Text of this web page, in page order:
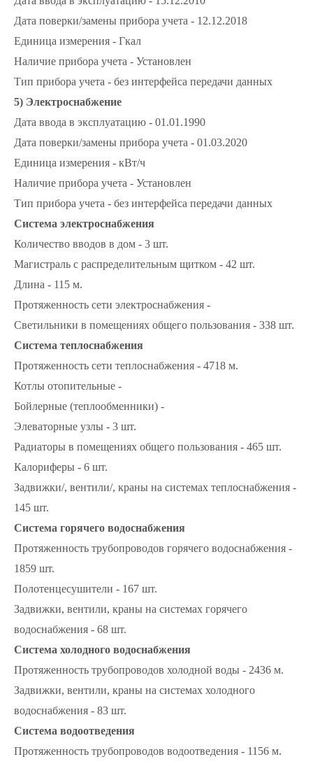
Дата поверки/замены прибора учета - 12.12.2018
Единица измерения - Гкал
Наличие прибора учета - Установлен
Тип прибора учета - без интерфейса передачи данных
5) Электроснабжение
Дата ввода в эксплуатацию - 01.01.1990
Дата поверки/замены прибора учета - 01.03.2020
Единица измерения - кВт/ч
Наличие прибора учета - Установлен
Тип прибора учета - без интерфейса передачи данных
Система электроснабжения
Количество вводов в дом - 3 шт.
Магистраль с распределительным щитком - 42 шт.
Длина - 115 м.
Протяженность сети электроснабжения -
Светильники в помещениях общего пользования - 338 шт.
Система теплоснабжения
Протяженность сети теплоснабжения - 4718 м.
Котлы отопительные -
Бойлерные (теплообменники) -
Элеваторные узлы - 3 шт.
Радиаторы в помещениях общего пользования - 465 шт.
Калориферы - 6 шт.
Задвижки/, вентили/, краны на системах теплоснабжения -
145 шт.
Система горячего водоснабжения
Протяженность трубопроводов горячего водоснабжения -
1859 шт.
Полотенцесушители - 167 шт.
Задвижки, вентили, краны на системах горячего
водоснабжения - 68 шт.
Система холодного водоснабжения
Протяженность трубопроводов холодной воды - 2436 м.
Задвижки, вентили, краны на системах холодного
водоснабжения - 83 шт.
Система водоотведения
Протяженность трубопроводов водоотведения - 1156 м.